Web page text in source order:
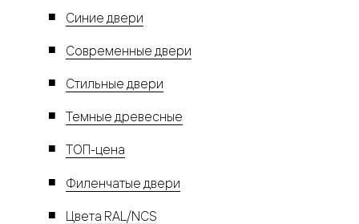
Синие двери
Современные двери
Стильные двери
Темные древесные
ТОП-цена
Филенчатые двери
Цвета RAL/NCS